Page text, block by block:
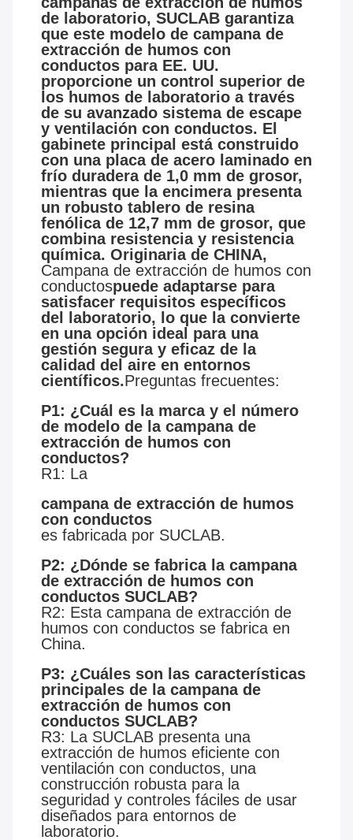
de laboratorio, SUCLAB garantiza
que este modelo de campana de
extracción de humos con
conductos para EE. UU.
proporcione un control superior de
los humos de laboratorio a través
de su avanzado sistema de escape
y ventilación con conductos. El
gabinete principal está construido
con una placa de acero laminado en
frío duradera de 1,0 mm de grosor,
mientras que la encimera presenta
un robusto tablero de resina
fenólica de 12,7 mm de grosor, que
combina resistencia y resistencia
química. Originaria de CHINA,
Campana de extracción de humos con
conductospuede adaptarse para
satisfacer requisitos específicos
del laboratorio, lo que la convierte
en una opción ideal para una
gestión segura y eficaz de la
calidad del aire en entornos
científicos.Preguntas frecuentes:
P1: ¿Cuál es la marca y el número
de modelo de la campana de
extracción de humos con
conductos?
R1: La
campana de extracción de humos
con conductos
es fabricada por SUCLAB.
P2: ¿Dónde se fabrica la campana
de extracción de humos con
conductos SUCLAB?
R2: Esta campana de extracción de
humos con conductos se fabrica en
China.
P3: ¿Cuáles son las características
principales de la campana de
extracción de humos con
conductos SUCLAB?
R3: La SUCLAB presenta una
extracción de humos eficiente con
ventilación con conductos, una
construcción robusta para la
seguridad y controles fáciles de usar
diseñados para entornos de
laboratorio.